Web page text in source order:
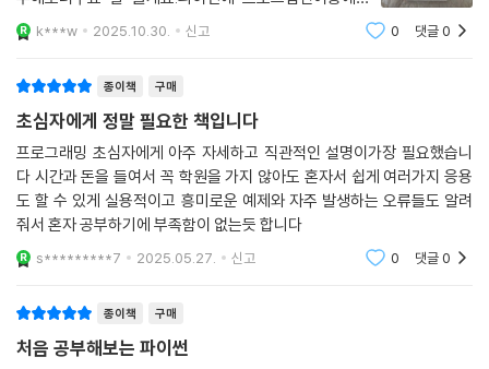
비교적 쉽다고 하더라구요재미있을것 같아요.
k***w 2025.10.30. 신고 0 댓글0
종이책 구매
초심자에게 정말 필요한 책입니다
프로그래밍 초심자에게 아주 자세하고 직관적인 설명이가장 필요했습니
다 시간과 돈을 들여서 꼭 학원을 가지 않아도 혼자서 쉽게 여러가지 응용
도 할 수 있게 실용적이고 흥미로운 예제와 자주 발생하는 오류들도 알려
줘서 혼자 공부하기에 부족함이 없는듯 합니다
s*********7 2025.05.27. 신고 0 댓글0
종이책 구매
처음 공부해보는 파이썬